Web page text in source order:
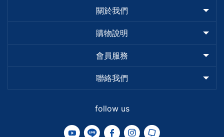
關於我們
購物說明
會員服務
聯絡我們
follow us